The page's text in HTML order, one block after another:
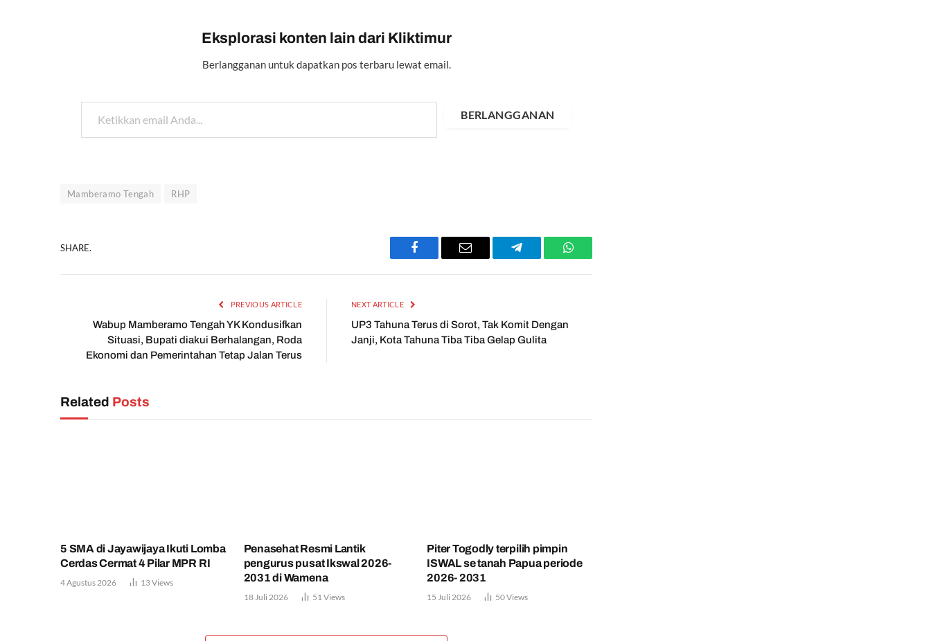
Eksplorasi konten lain dari Kliktimur
Berlangganan untuk dapatkan pos terbaru lewat email.
Ketikkan email Anda...
BERLANGGANAN
Mamberamo Tengah RHP
SHARE.
Facebook Email Telegram WhatsApp
PREVIOUS ARTICLE
Wabup Mamberamo Tengah YK Kondusifkan
Situasi, Bupati diakui Berhalangan, Roda
Ekonomi dan Pemerintahan Tetap Jalan Terus
NEXT ARTICLE
UP3 Tahuna Terus di Sorot, Tak Komit Dengan
Janji, Kota Tahuna Tiba Tiba Gelap Gulita
Related Posts
5 SMA di Jayawijaya Ikuti Lomba
Cerdas Cermat 4 Pilar MPR RI
4 Agustus 2026 13Views
Penasehat Resmi Lantik
pengurus pusat Ikswal 2026-
2031 di Wamena
18 Juli 2026 51Views
Piter Togodly terpilih pimpin
ISWAL se tanah Papua periode
2026- 2031
15 Juli 2026 50Views